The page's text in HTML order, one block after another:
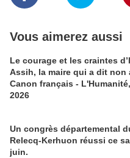
Vous aimerez aussi
Le courage et les craintes
Assih, la maire qui a dit non
Canon français - L'Humanité, 26 juin
2026
Un congrès départemental
Relecq-Kerhuon réussi ce
juin.